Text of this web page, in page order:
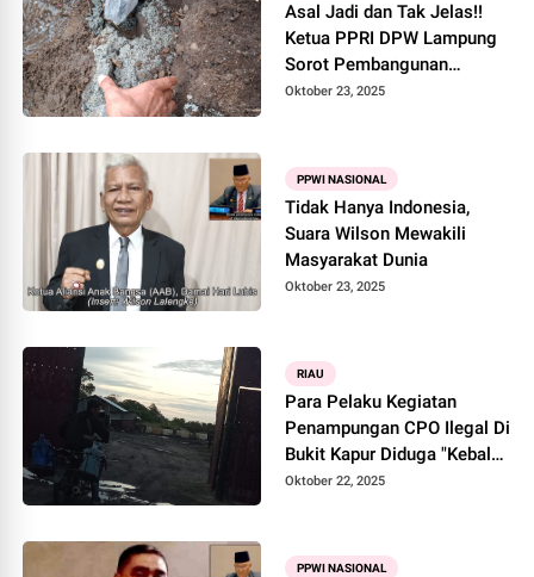
Asal Jadi dan Tak Jelas!!
Ketua PPRI DPW Lampung
Sorot Pembangunan
Drainase Yang di Duga di
Oktober 23, 2025
PPWI NASIONAL
Tidak Hanya Indonesia,
Suara Wilson Mewakili
Masyarakat Dunia
Oktober 23, 2025
RIAU
Para Pelaku Kegiatan
Penampungan CPO Ilegal Di
Bukit Kapur Diduga "Kebal
Hukum” Siapa Yang
Oktober 22, 2025
PPWI NASIONAL